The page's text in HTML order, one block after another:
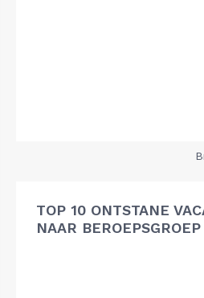
TOP 10 ONTSTANE
NAAR BEROEPSGROEP